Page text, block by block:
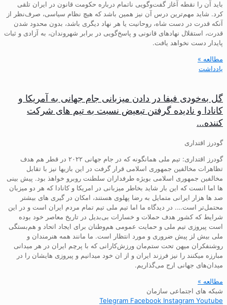
باید آن را نقطه آغاز گفت‌وگویی ناتمام درباره حکومت قانون در ایران تلقی
کرد. شاید مهم‌ترین درس آن نیز همین باشد که هیچ نظام سیاسی، صرف‌نظر از
آنکه قدرت در دست شاه، روحانیت یا هر نهاد دیگری باشد، بدون محدود شدن
قدرت، استقلال نهادهای قانونی و پاسخ‌گویی در برابر شهروندان، به آزادی و ثبات
پایدار دست نخواهد یافت.
مطالعه »
یادداشت
گل به‌خودی فیفا در دادن میزبانی جام جهانی به آمریکا و
کانادا و نادیده گرفتن تبعیض نسبت به تیم های شرکت
کننده…
گودرز اقتداری
گودرز اقتداری: تیم ملی همانگونه که در جام جهانی ۲۰۲۲ در قطر هم هدف
تظاهرات مخالفین جمهوری اسلامی قرار گرفت در این بازیها نیز با تقابل
مخالفین جمهوری اسلامی بویژه طرفداران سلطنت روبرو خواهذ بود. پیش بینی
ها اما انست که این بار شاید بخاطر میزبانی در امریکا و کانادا که هر دو میزبان
صد ها هزار ایرانی متمایل به رضا پهلوی هستند، امکان در گیری های بیشتر
محتمل‌تر است…. در دیدگاه ما اما تیم ملی تیم تمام مردم ایران است و در این
شرایط که کشور هدف حملات و خسارات بی‌بدیل در تاریخ معاصر خود بوده
است پیروزی تیم ملی و حمایت عمومی هم‌وطنان برای ایجاد اتحاد و هم‌بستگی
ملی بیش لز پیش ضروری و مورد انتظار است. ما مانند همه هنرمندان و
روشنفکران میهن تحت ستم‌مان ورزش‌کارانی که با پرچم ایران در هر میدانی
مبارزه میکنند را نیز فرزند ایران و از ان خود میدانیم و پیروزی هایشان را در
میدان‌های جهانی ارج می‌گذاریم.
مطالعه »
شبکه های اجتماعی سازمان
Telegram Facebook Instagram Youtube